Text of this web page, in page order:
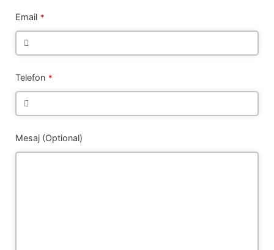
Email *
Telefon *
Mesaj (Optional)